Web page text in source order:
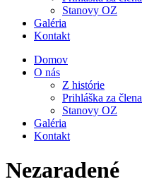
Stanovy OZ
Galéria
Kontakt
Domov
O nás
Z histórie
Prihláška za člena
Stanovy OZ
Galéria
Kontakt
Nezaradené